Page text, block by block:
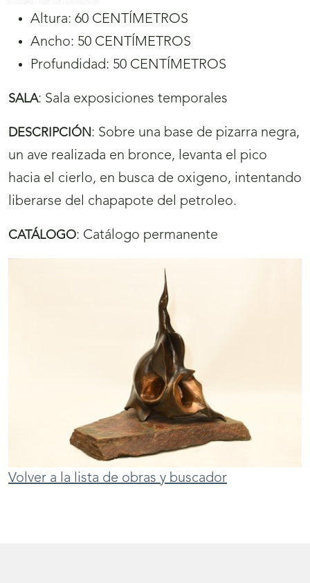
Altura: 60 CENTÍMETROS
Ancho: 50 CENTÍMETROS
Profundidad: 50 CENTÍMETROS
SALA: Sala exposiciones temporales
DESCRIPCIÓN: Sobre una base de pizarra negra,
un ave realizada en bronce, levanta el pico
hacia el cierlo, en busca de oxigeno, intentando
liberarse del chapapote del petroleo.
CATÁLOGO: Catálogo permanente
Volver a la lista de obras y buscador